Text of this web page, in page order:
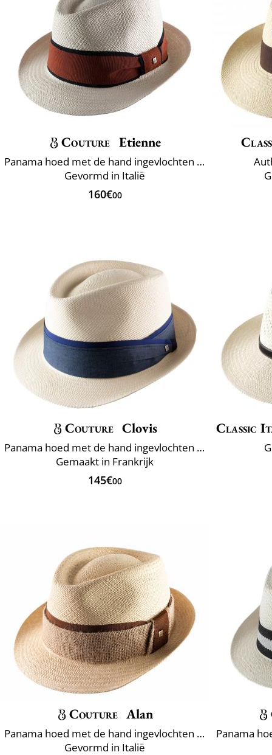
Couture Etienne
Panama hoed met de hand ingevlochten Ecuador
Gevormd in Italië
160€00
Couture Clovis
Panama hoed met de hand ingevlochten Ecuador
Gemaakt in Frankrijk
145€00
Classic
Couture Alan
Panama hoed met de hand ingevlochten Ecuador
Gevormd in Italië